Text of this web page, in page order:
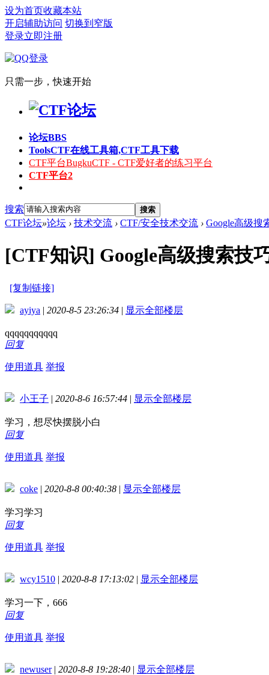
设为首页收藏本站
开启辅助访问 切换到窄版
登录立即注册
只需一步，快速开始
论坛BBS
ToolsCTF在线工具箱,CTF工具下载
CTF平台BugkuCTF - CTF爱好者的练习平台
CTF平台2
搜索 搜索
CTF论坛»论坛 › 技术交流 › CTF/安全技术交流 › Google高级搜
[CTF知识] Google高级搜索技
[复制链接]
ayiya | 2020-8-5 23:26:34 | 显示全部楼层
qqqqqqqqqqq
回复
使用道具 举报
小王子 | 2020-8-6 16:57:44 | 显示全部楼层
学习，想尽快摆脱小白
回复
使用道具 举报
coke | 2020-8-8 00:40:38 | 显示全部楼层
学习学习
回复
使用道具 举报
wcy1510 | 2020-8-8 17:13:02 | 显示全部楼层
学习一下，666
回复
使用道具 举报
newuser | 2020-8-8 19:28:40 | 显示全部楼层